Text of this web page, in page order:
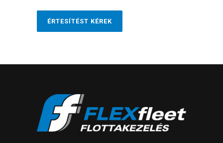
ÉRTESÍTÉST KÉREK